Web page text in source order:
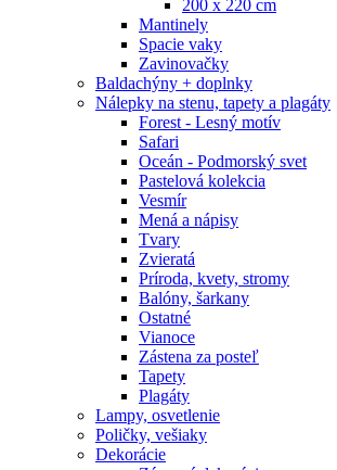
200 x 220 cm
Mantinely
Spacie vaky
Zavinovačky
Baldachýny + doplnky
Nálepky na stenu, tapety a plagáty
Forest - Lesný motív
Safari
Oceán - Podmorský svet
Pastelová kolekcia
Vesmír
Mená a nápisy
Tvary
Zvieratá
Príroda, kvety, stromy
Balóny, šarkany
Ostatné
Vianoce
Zástena za posteľ
Tapety
Plagáty
Lampy, osvetlenie
Poličky, vešiaky
Dekorácie